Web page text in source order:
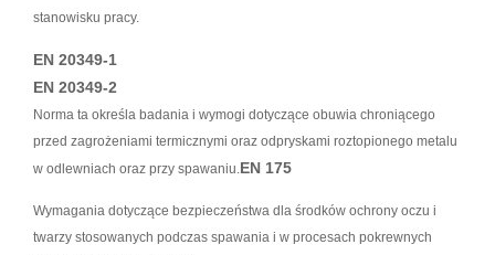
stanowisku pracy.
EN 20349-1
EN 20349-2
Norma ta określa badania i wymogi dotyczące obuwia chroniącego
przed zagrożeniami termicznymi oraz odpryskami roztopionego metalu
w odlewniach oraz przy spawaniu.EN 175
Wymagania dotyczące bezpieczeństwa dla środków ochrony oczu i
twarzy stosowanych podczas spawania i w procesach pokrewnych